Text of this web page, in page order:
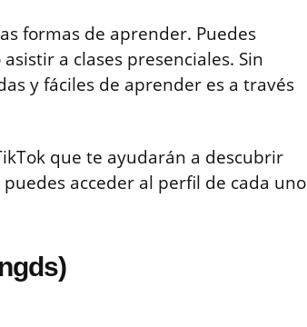
formas de aprender. Puedes
a clases presenciales. Sin
y fáciles de aprender es a través
que te ayudarán a descubrir
acceder al perfil de cada uno